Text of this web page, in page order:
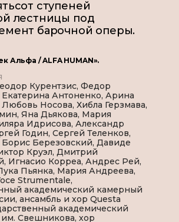
ступеней
лестницы под
барочной оперы.
Альфа / ALFA HUMAN».
Курентзис, Федор
Екатерина Антоненко, Арина
Носова, Хибла Герзмава,
Яна Дьякова, Мария
Идрисова, Александр
Годин, Сергей Теленков,
Борис Березовский, Давиде
Круэл, Дмитрий
Игнасио Корреа, Андрес Рей,
Пьянка, Мария Андреева,
Strumentale,
академический камерный
ансамбль и хор Questa
академический
им. Свешникова, хор